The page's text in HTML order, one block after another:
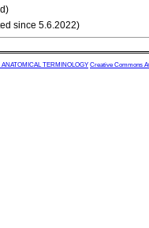
since 5.6.2022)
TERMINOLOGY Creative Commons